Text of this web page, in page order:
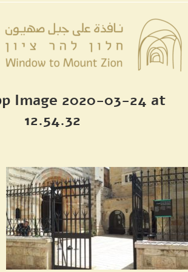
דלג
לתוכן
Image 2020-03-24 at
12.54.32